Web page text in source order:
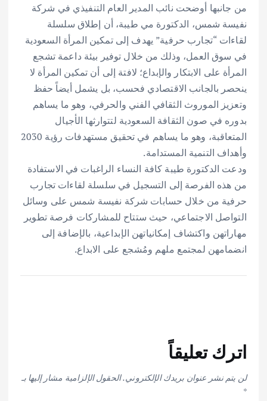
من جانبها أوضحت نائب المدير العام التنفيذي في شركة
نفيسة شمس، الدكتورة مي طيبة، أن إطلاق سلسلة
لقاءات “تجارب حرفية” يهدف إلى تمكين المرأة السعودية
في سوق العمل، وذلك من خلال توفير بيئة داعمة تشجع
المرأة على الابتكار والإبداع؛ لافتة إلى أن تمكين المرأة لا
ينحصر بالجانب الاقتصادي فحسب، بل يشمل أيضاً حفظ
وتعزيز الموروث الثقافي الفني والحرفي، وهو ما يساهم
بدوره في صون الثقافة السعودية لتتوارثها الأجيال
المتعاقبة، وهو ما يساهم في تحقيق مستهدفات رؤية 2030
وأهداف التنمية المستدامة.
ودعت الدكتورة طيبة كافة النساء الراغبات في الاستفادة
من هذه الفرصة إلى التسجيل في سلسلة لقاءات تجارب
حرفية من خلال حسابات شركة نفيسة شمس على وسائل
التواصل الاجتماعي، حيث ستتاح للمشاركات فرصة تطوير
مهاراتهن واكتشاف إمكانياتهن الإبداعية، بالإضافة إلى
انضمامهن لمجتمع ملهم ومُشجع على الابداع.
اترك تعليقاً
لن يتم نشر عنوان بريدك الإلكتروني.الحقول الإلزامية مشار إليها بـ
*